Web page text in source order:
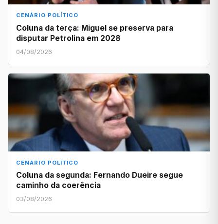
CENÁRIO POLÍTICO
Coluna da terça: Miguel se preserva para
disputar Petrolina em 2028
04/08/2026
CENÁRIO POLÍTICO
Coluna da segunda: Fernando Dueire segue
caminho da coerência
03/08/2026